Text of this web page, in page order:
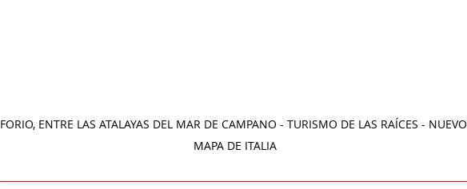
FORIO, ENTRE LAS ATALAYAS DEL MAR DE CAMPANO - TURISMO DE LAS RAÍCES - NUEVO
MAPA DE ITALIA